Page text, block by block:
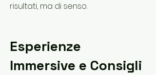
risultati, ma di senso.
Esperienze
Immersive e Consigli